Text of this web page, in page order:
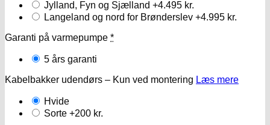
Jylland, Fyn og Sjælland +4.495 kr.
Langeland og nord for Brønderslev +4.995 kr.
Garanti på varmepumpe *
5 års garanti
Kabelbakker udendørs – Kun ved montering Læs mere
Hvide
Sorte +200 kr.